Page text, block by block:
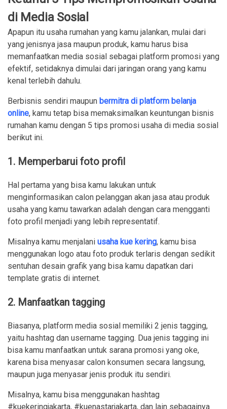
di Media Sosial
Apapun itu usaha rumahan yang kamu jalankan, mulai dari
yang jenisnya jasa maupun produk, kamu harus bisa
memanfaatkan media sosial sebagai platform promosi yang
efektif, setidaknya dimulai dari jaringan orang yang kamu
kenal terlebih dahulu.
Berbisnis sendiri maupun bermitra di platform belanja
online, kamu tetap bisa memaksimalkan keuntungan bisnis
rumahan kamu dengan 5 tips promosi usaha di media sosial
berikut ini.
1. Memperbarui foto profil
Hal pertama yang bisa kamu lakukan untuk
menginformasikan calon pelanggan akan jasa atau produk
usaha yang kamu tawarkan adalah dengan cara mengganti
foto profil menjadi yang lebih representatif.
Misalnya kamu menjalani usaha kue kering, kamu bisa
menggunakan logo atau foto produk terlaris dengan sedikit
sentuhan desain grafik yang bisa kamu dapatkan dari
template gratis di internet.
2. Manfaatkan tagging
Biasanya, platform media sosial memiliki 2 jenis tagging,
yaitu hashtag dan username tagging. Dua jenis tagging ini
bisa kamu manfaatkan untuk sarana promosi yang oke,
karena bisa menyasar calon konsumen secara langsung,
maupun juga menyasar jenis produk itu sendiri.
Misalnya, kamu bisa menggunakan hashtag
#kuekeringjakarta, #kuenastarjakarta, dan lain sebagainya